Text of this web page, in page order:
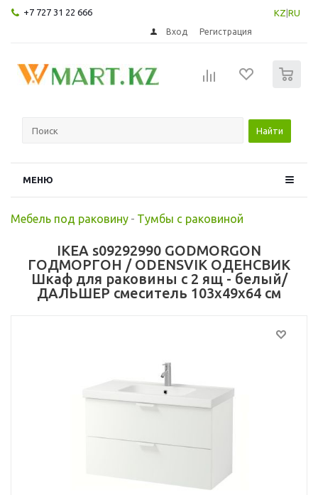
+7 727 31 22 666 KZ RU
Вход Регистрация
Найти
МЕНЮ
Мебель под раковину - Тумбы с раковиной
IKEA s09292990 GODMORGON
ГОДМОРГОН / ODENSVIK ОДЕНСВИК
Шкаф для раковины с 2 ящ - белый/
ДАЛЬШЕР смеситель 103x49x64 см